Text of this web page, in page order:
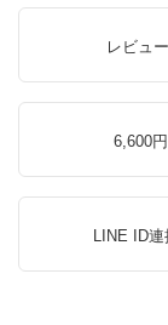
レビュ
6,600
LINE ID連